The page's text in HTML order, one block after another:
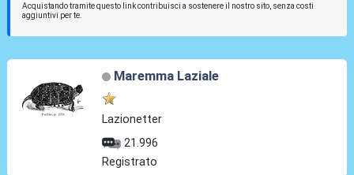
Acquistando tramite questo link contribuisci a sostenere il nostro sito, senza costi
aggiuntivi per te.
Maremma Laziale
Lazionetter
21.996
Registrato